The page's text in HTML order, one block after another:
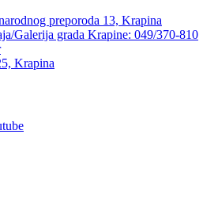
preporoda 13, Krapina
Galerija grada Krapine: 049/370-810
Krapina